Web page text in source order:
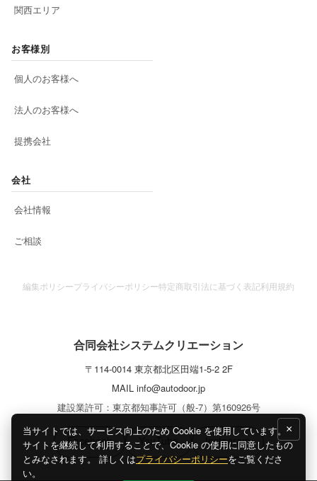
関西エリア
お客様別
個人のお客様へ
法人のお客様へ
提携会社
会社
会社情報
ご相談
編集ポリシープライバシーポリシー特定商取引法に基づく表記利用規約
合同会社システムクリエーション
〒 114-0014 東京都北区田端1-5-2 2F
MAIL info@autodoor.jp
建設業許可：東京都知事許可（般-7）第160926号
Facebook YouTube Instagram
×
当サイトでは、サービス向上のため Cookie を使用しています。
サイトを継続して利用することで、Cookie の使用に同意したもの
とみなされます。 詳しくはプライバシーポリシーをご覧くださ
い。